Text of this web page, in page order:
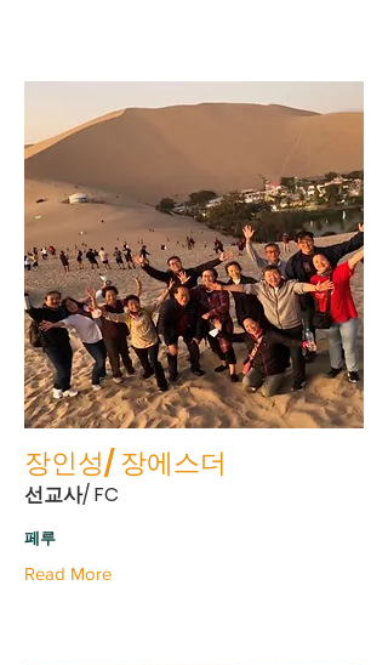
장인성/ 장에스더
선교사/ FC
페루
Read More